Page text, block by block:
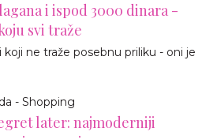
i ispod 3000 dinara -
svi traže
ne traže posebnu priliku - oni je
- Shopping
later: najmoderniji